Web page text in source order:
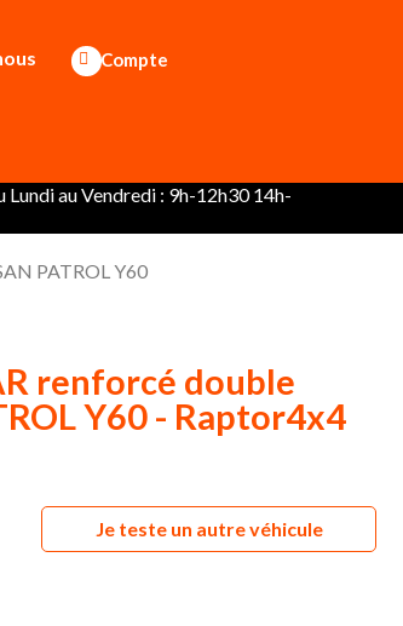
Compte
Lundi au Vendredi : 9h-12h30 14h-
PATROL Y60
renforcé double
Y60 - Raptor4x4
Je teste un autre véhicule